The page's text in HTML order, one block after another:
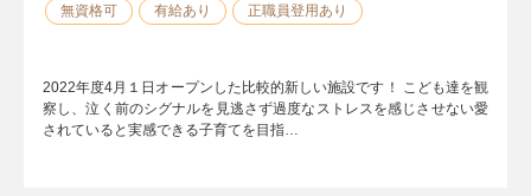
無資格可 有給あり 正職員登用あり
2022年度4月１日オープンした比較的新しい施設です！ こども達を観
察し、泣く前のシグナルを見逃さず過度なストレスを感じさせない愛
されていると実感できる子育てを目指…